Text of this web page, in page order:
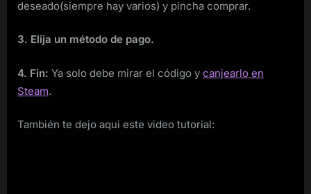
deseado(siempre hay varios) y pincha comprar.
3. Elija un método de pago.
4. Fin: Ya solo debe mirar el código y canjearlo en
Steam.
También te dejo aqui este video tutorial: